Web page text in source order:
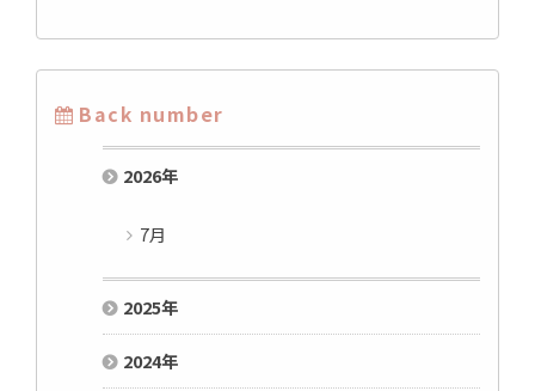
Back number
2026年
7月
2025年
2024年